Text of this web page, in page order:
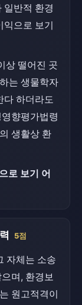
일반적 환경
익으로 보기
상 떨어진 곳
는 생물학자
다 하더라도
향평가법령
생활상 환
로 보기 어
5점
자체는 소송
며, 환경보
원고적격이